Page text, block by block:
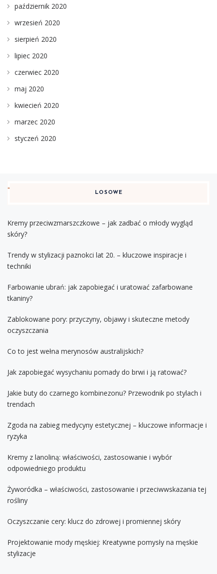
październik 2020
wrzesień 2020
sierpień 2020
lipiec 2020
czerwiec 2020
maj 2020
kwiecień 2020
marzec 2020
styczeń 2020
LOSOWE
Kremy przeciwzmarszczkowe – jak zadbać o młody wygląd
skóry?
Trendy w stylizacji paznokci lat 20. – kluczowe inspiracje i
techniki
Farbowanie ubrań: jak zapobiegać i uratować zafarbowane
tkaniny?
Zablokowane pory: przyczyny, objawy i skuteczne metody
oczyszczania
Co to jest wełna merynosów australijskich?
Jak zapobiegać wysychaniu pomady do brwi i ją ratować?
Jakie buty do czarnego kombinezonu? Przewodnik po stylach i
trendach
Zgoda na zabieg medycyny estetycznej – kluczowe informacje i
ryzyka
Kremy z lanoliną: właściwości, zastosowanie i wybór
odpowiedniego produktu
Żyworódka – właściwości, zastosowanie i przeciwwskazania tej
rośliny
Oczyszczanie cery: klucz do zdrowej i promiennej skóry
Projektowanie mody męskiej: Kreatywne pomysły na męskie
stylizacje